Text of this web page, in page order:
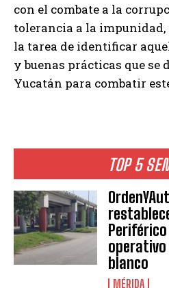
TOP 5
blanco
MÉRIDA
con el combate a la
tolerancia a la impunidad,
la tarea de identificar
y buenas prácticas que se
Yucatán para combatir